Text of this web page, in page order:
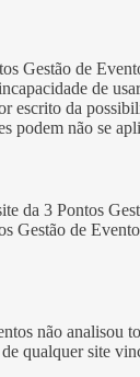
Gestão de
de
escrito da
podem não se
da 3 Pontos
Gestão de
não analisou
qualquer site